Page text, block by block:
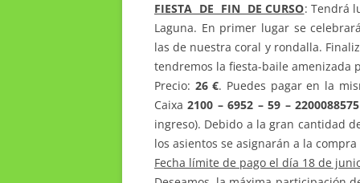
FIESTA DE FIN DE CURSO: Tendrá
Laguna. En primer lugar se
las de nuestra coral y rondalla.
tendremos la fiesta-baile amenizada
Precio: 26 €. Puedes pagar en la
Caixa2100 – 6952 – 59 – 2200088575
ingreso). Debido a la gran cantidad
los asientos se asignarán a la
Fecha límite de pago el día 18 de